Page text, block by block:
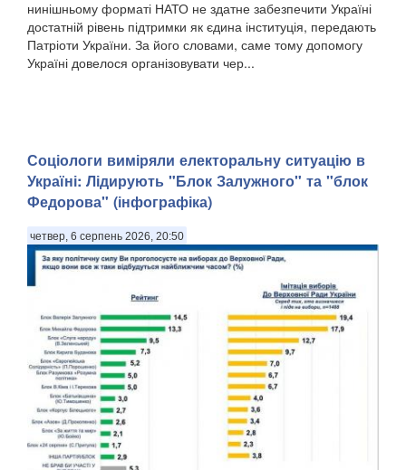
нинішньому форматі НАТО не здатне забезпечити Україні
достатній рівень підтримки як єдина інституція, передають
Патріоти України. За його словами, саме тому допомогу
Україні довелося організовувати чер...
Соціологи виміряли електоральну ситуацію в
Україні: ​Лідирують "Блок Залужного" та "блок
Федорова" (інфографіка)
четвер, 6 серпень 2026, 20:50